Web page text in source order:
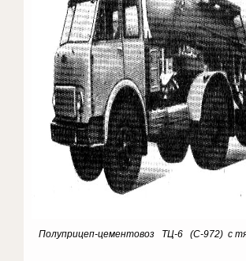
Полуприцеп-цементовоз ТЦ-6 (С-972) с